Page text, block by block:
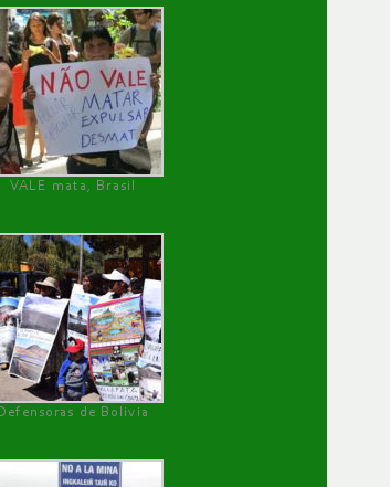
VALE mata, Brasil
Defensoras de Bolivia